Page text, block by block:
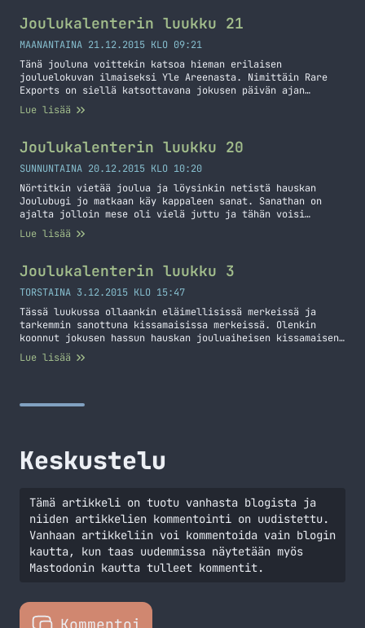
Joulukalenterin luukku 21
MAANANTAINA 21.12.2015 KLO 09:21
Tänä jouluna voittekin katsoa hieman erilaisen
jouluelokuvan ilmaiseksi Yle Areenasta. Nimittäin Rare
Exports on siellä katsottavana jokusen päivän ajan
ilmaiseksi. Kannattaa vilaista, ite pidin tuosta
elokuvasta ja tässähän on hieman erilainen joulupukki.
Lue lisää
Joulukalenterin luukku 20
SUNNUNTAINA 20.12.2015 KLO 10:20
Nörtitkin vietää joulua ja löysinkin netistä hauskan
Joulubugi jo matkaan käy kappaleen sanat. Sanathan on
ajalta jolloin mese oli vielä juttu ja tähän voisi
käyttää lausahdusta "Jonnet ei muista". Nörtähtävät sanat
ja minusta tämä ansaitsi oman luukun.
Lue lisää
Joulukalenterin luukku 3
TORSTAINA 3.12.2015 KLO 15:47
Tässä luukussa ollaankin eläimellisissä merkeissä ja
tarkemmin sanottuna kissamaisissa merkeissä. Olenkin
koonnut jokusen hassun hauskan jouluaiheisen kissamaisen
kuvan tähän luukkuun.
Lue lisää
Keskustelu
Tämä artikkeli on tuotu vanhasta blogista ja
niiden artikkelien kommentointi on uudistettu.
Vanhaan artikkeliin voi kommentoida vain blogin
kautta, kun taas uudemmissa näytetään myös
Mastodonin kautta tulleet kommentit.